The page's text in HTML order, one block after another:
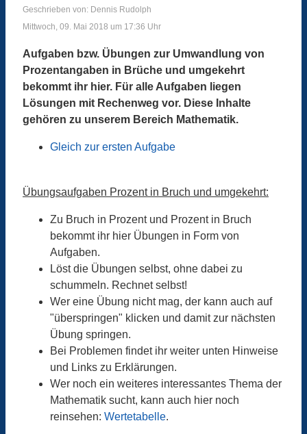
Geschrieben von: Dennis Rudolph
Mittwoch, 09. Mai 2018 um 17:36 Uhr
Aufgaben bzw. Übungen zur Umwandlung von
Prozentangaben in Brüche und umgekehrt
bekommt ihr hier. Für alle Aufgaben liegen
Lösungen mit Rechenweg vor. Diese Inhalte
gehören zu unserem Bereich Mathematik.
Gleich zur ersten Aufgabe
Übungsaufgaben Prozent in Bruch und umgekehrt:
Zu Bruch in Prozent und Prozent in Bruch
bekommt ihr hier Übungen in Form von
Aufgaben.
Löst die Übungen selbst, ohne dabei zu
schummeln. Rechnet selbst!
Wer eine Übung nicht mag, der kann auch auf
"überspringen" klicken und damit zur nächsten
Übung springen.
Bei Problemen findet ihr weiter unten Hinweise
und Links zu Erklärungen.
Wer noch ein weiteres interessantes Thema der
Mathematik sucht, kann auch hier noch
reinsehen: Wertetabelle.